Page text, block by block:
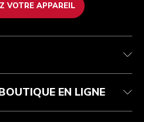
VOTRE APPAREIL
EN LIGNE